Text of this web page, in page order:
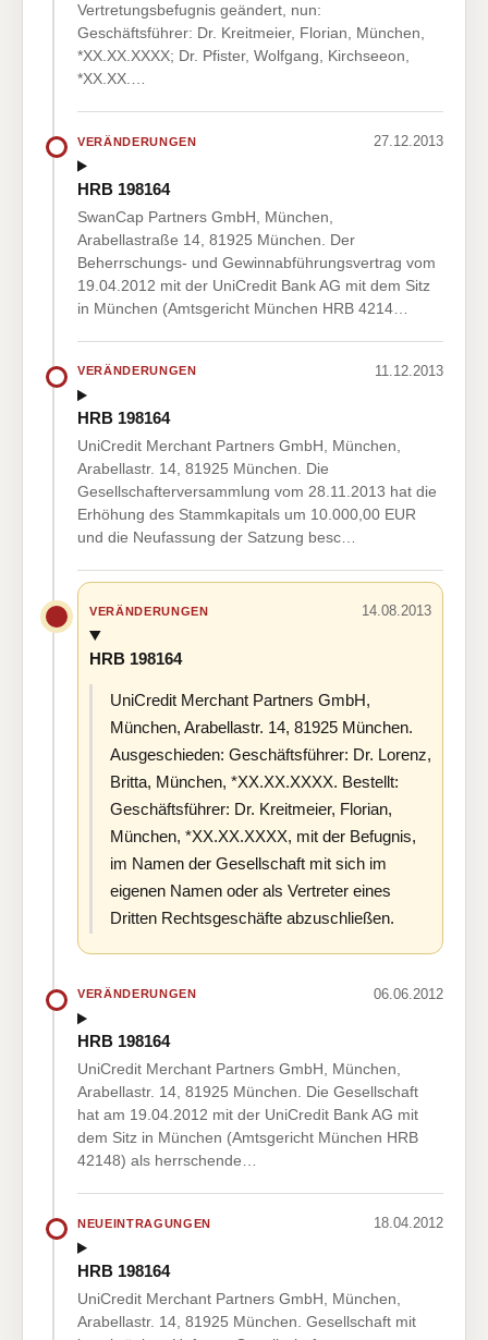
Vertretungsbefugnis geändert, nun:
Geschäftsführer: Dr. Kreitmeier, Florian, München,
*XX.XX.XXXX; Dr. Pfister, Wolfgang, Kirchseeon,
*XX.XX.…
VERÄNDERUNGEN 27.12.2013
HRB 198164
SwanCap Partners GmbH, München,
Arabellastraße 14, 81925 München. Der
Beherrschungs- und Gewinnabführungsvertrag vom
19.04.2012 mit der UniCredit Bank AG mit dem Sitz
in München (Amtsgericht München HRB 4214…
VERÄNDERUNGEN 11.12.2013
HRB 198164
UniCredit Merchant Partners GmbH, München,
Arabellastr. 14, 81925 München. Die
Gesellschafterversammlung vom 28.11.2013 hat die
Erhöhung des Stammkapitals um 10.000,00 EUR
und die Neufassung der Satzung besc…
VERÄNDERUNGEN 14.08.2013
HRB 198164
UniCredit Merchant Partners GmbH,
München, Arabellastr. 14, 81925 München.
Ausgeschieden: Geschäftsführer: Dr. Lorenz,
Britta, München, *XX.XX.XXXX. Bestellt:
Geschäftsführer: Dr. Kreitmeier, Florian,
München, *XX.XX.XXXX, mit der Befugnis,
im Namen der Gesellschaft mit sich im
eigenen Namen oder als Vertreter eines
Dritten Rechtsgeschäfte abzuschließen.
VERÄNDERUNGEN 06.06.2012
HRB 198164
UniCredit Merchant Partners GmbH, München,
Arabellastr. 14, 81925 München. Die Gesellschaft
hat am 19.04.2012 mit der UniCredit Bank AG mit
dem Sitz in München (Amtsgericht München HRB
42148) als herrschende…
NEUEINTRAGUNGEN 18.04.2012
HRB 198164
UniCredit Merchant Partners GmbH, München,
Arabellastr. 14, 81925 München. Gesellschaft mit